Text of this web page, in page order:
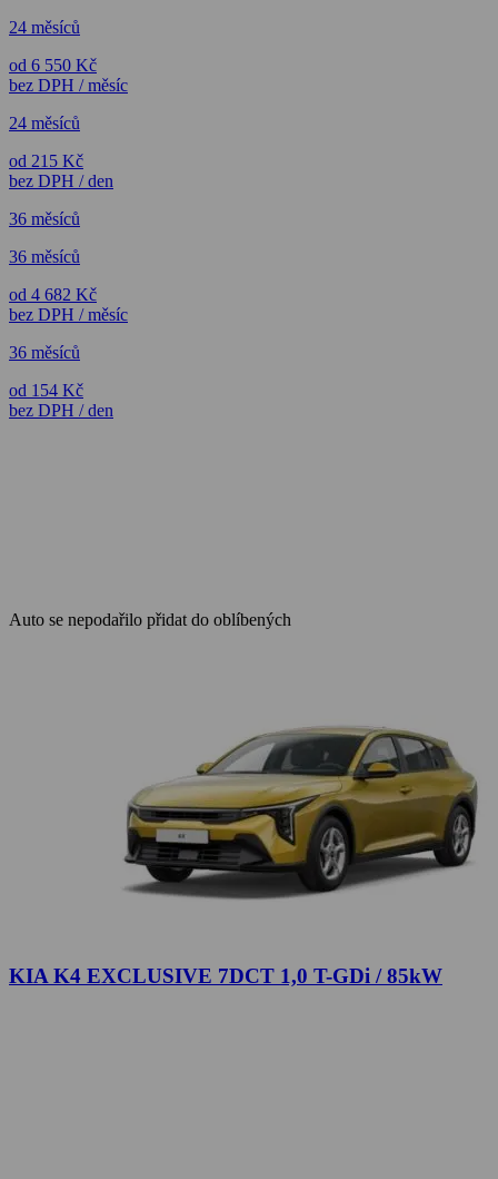
24 měsíců
od 6 550 Kč
bez DPH / měsíc
24 měsíců
od 215 Kč
bez DPH / den
36 měsíců
36 měsíců
od 4 682 Kč
bez DPH / měsíc
36 měsíců
od 154 Kč
bez DPH / den
Auto se nepodařilo přidat do oblíbených
KIA K4 EXCLUSIVE 7DCT 1,0 T-GDi / 85kW